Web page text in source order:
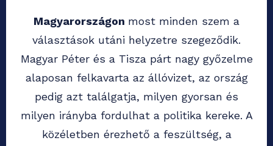
Magyarországon most minden szem a
választások utáni helyzetre szegeződik.
Magyar Péter és a Tisza párt nagy győzelme
alaposan felkavarta az állóvizet, az ország
pedig azt találgatja, milyen gyorsan és
milyen irányba fordulhat a politika kereke. A
közéletben érezhető a feszültség, a